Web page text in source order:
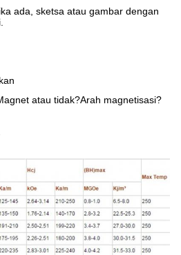
ada, sketsa atau gambar dengan
atau tidak?Arah magnetisasi?